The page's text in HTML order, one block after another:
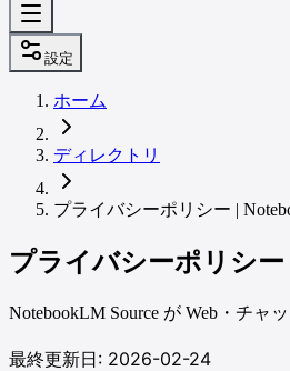
設定
ホーム
ディレクトリ
プライバシーポリシー |
プライバシーポリシー
NotebookLM Source が Web・チ
最終更新日: 2026-02-24